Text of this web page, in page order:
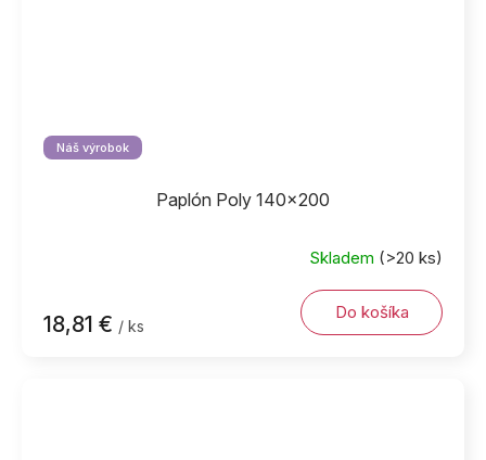
Náš výrobok
Paplón Poly 140x200
Skladem (>20 ks)
18,81 € / ks
Do košíka